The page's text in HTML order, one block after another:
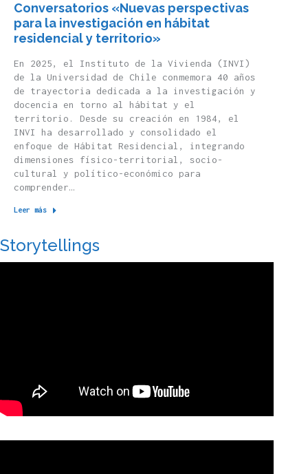
Conversatorios «Nuevas perspectivas
para la investigación en hábitat
residencial y territorio»
En 2025, el Instituto de la Vivienda (INVI)
de la Universidad de Chile conmemora 40 años
de trayectoria dedicada a la investigación y
docencia en torno al hábitat y el
territorio. Desde su creación en 1984, el
INVI ha desarrollado y consolidado el
enfoque de Hábitat Residencial, integrando
dimensiones físico-territorial, socio-
cultural y político-económico para
comprender…
Leer más
Storytellings